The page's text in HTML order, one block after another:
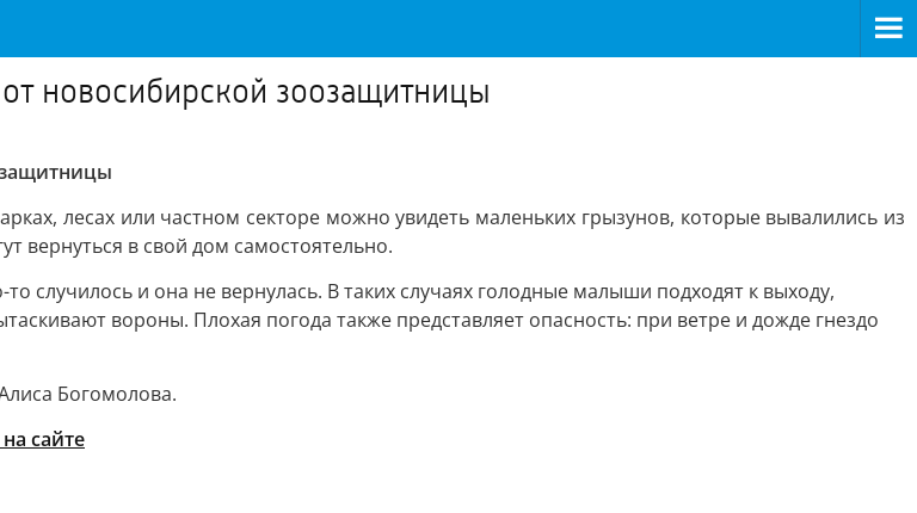
новосибирской зоозащитницы
лесах или частном секторе можно увидеть маленьких грызунов, которые вывалились из
вернуться в свой дом самостоятельно.
и она не вернулась. В таких случаях голодные малыши подходят к выходу,
вороны. Плохая погода также представляет опасность: при ветре и дожде гнездо
Богомолова.
сайте